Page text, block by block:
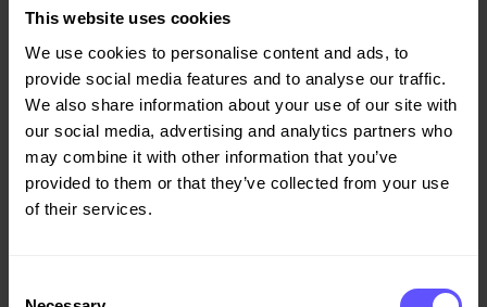
This website uses cookies
We use cookies to personalise content and ads, to
provide social media features and to analyse our traffic.
We also share information about your use of our site with
our social media, advertising and analytics partners who
may combine it with other information that you’ve
provided to them or that they’ve collected from your use
of their services.
Veidekke Bane ble etablert i 1999 og utfører fornyelse og
vedlikehold av jernbaner og sporveier. Virksomheten er
landsdekkende, omsetter for om lag 600 millioner kroner i
året og har 180 ansatte med høy kompetanse i alle
jernbanetekniske fag.